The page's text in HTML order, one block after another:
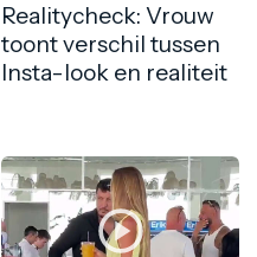
Realitycheck: Vrouw
toont verschil tussen
Insta-look en realiteit